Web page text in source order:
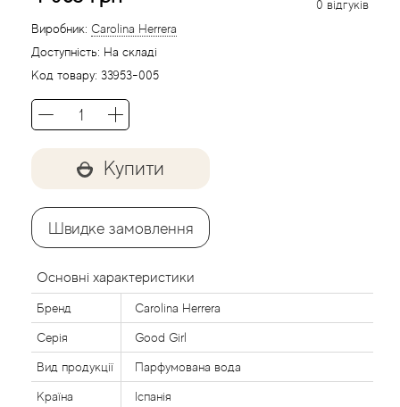
0 відгуків
Виробник: Carolina Herrera
Доступність: На складі
Код товару: 33953-005
Купити
Швидке замовлення
Основні характеристики
Бренд Carolina Herrera
Серія Good Girl
Вид продукції Парфумована вода
Країна Іспанія
Absolument Parfumeur
Acca Kappa
Acqua di Parma
Acqua di Sardegna
Adidas
Aedes de Venustas
Aerin Lauder
Affinessence
Afnan
Контакти
Cтатті